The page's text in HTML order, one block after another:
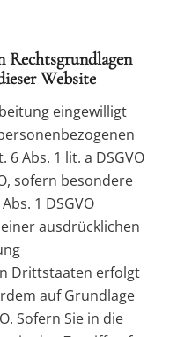
Rechtsgrundlagen
Website
eingewilligt
Abs. 1 lit. a DSGVO
sofern besondere
1 DSGVO
ausdrücklichen
Drittstaaten erfolgt
auf Grundlage
Sofern Sie in die